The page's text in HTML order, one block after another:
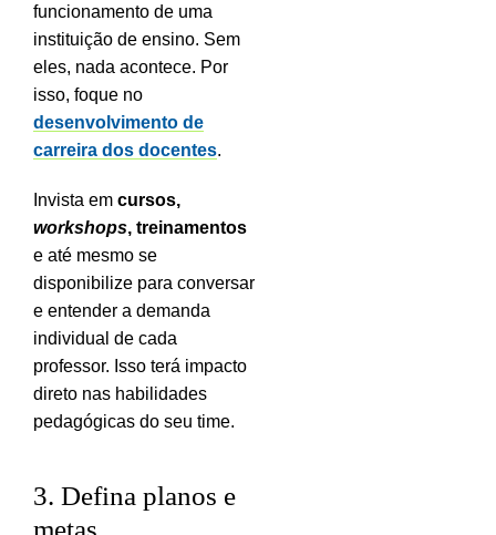
funcionamento de uma
instituição de ensino. Sem
eles, nada acontece. Por
isso, foque no
desenvolvimento de
carreira dos docentes.
Invista em cursos,
workshops, treinamentos
e até mesmo se
disponibilize para conversar
e entender a demanda
individual de cada
professor. Isso terá impacto
direto nas habilidades
pedagógicas do seu time.
3. Defina planos e
metas